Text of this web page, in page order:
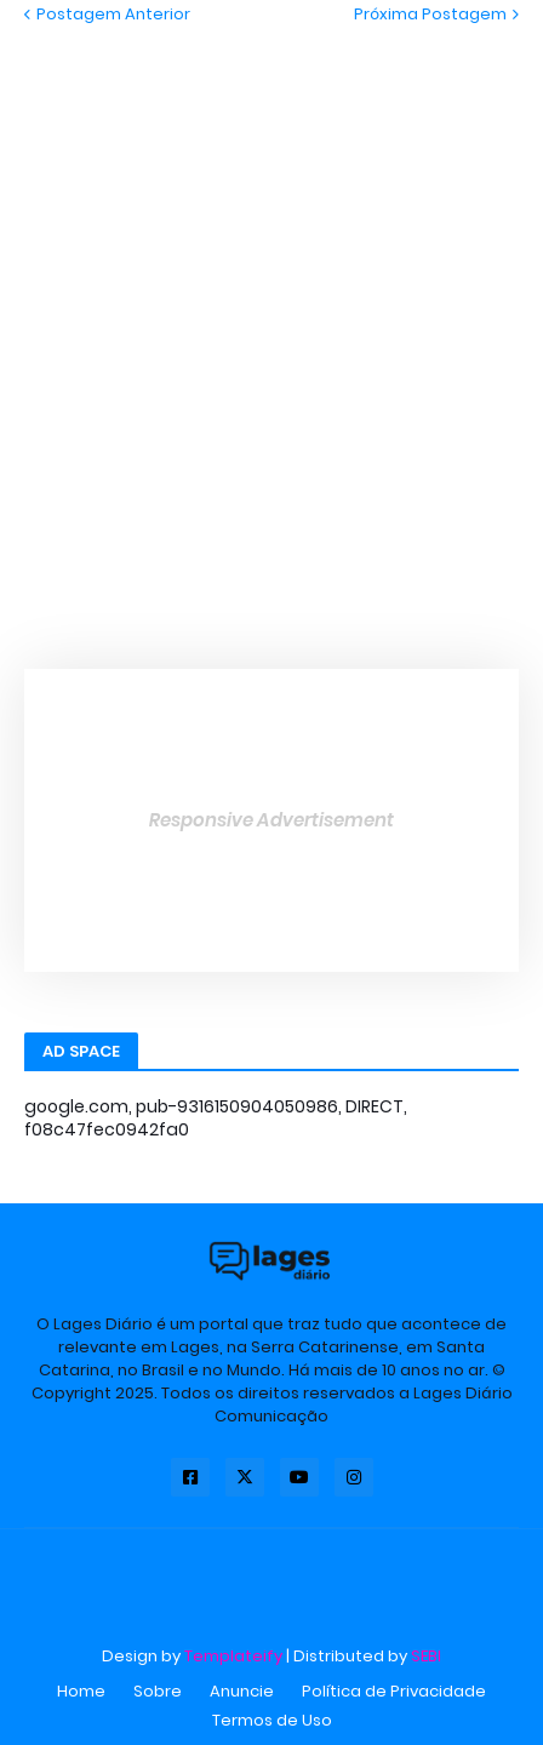
Postagem Anterior Próxima Postagem
Responsive Advertisement
AD SPACE
google.com, pub-9316150904050986, DIRECT,
f08c47fec0942fa0
O Lages Diário é um portal que traz tudo que acontece de
relevante em Lages, na Serra Catarinense, em Santa
Catarina, no Brasil e no Mundo. Há mais de 10 anos no ar. ©
Copyright 2025. Todos os direitos reservados a Lages Diário
Comunicação
Design byTemplateify| Distributed bySEBI
Home
Sobre Anuncie
Política de Privacidade
Termos de Uso